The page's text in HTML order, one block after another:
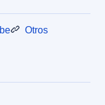
Otros